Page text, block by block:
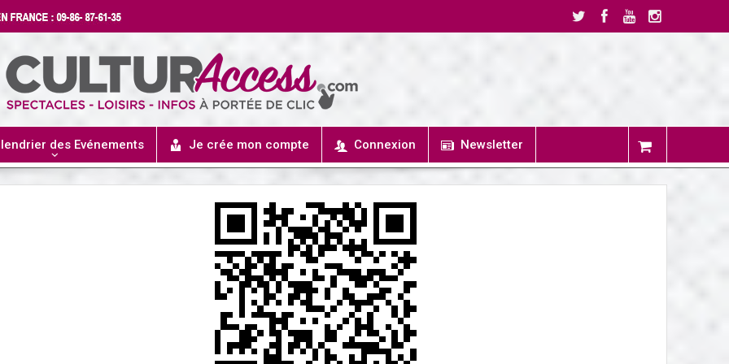
des Evénements Je crée mon compte Connexion Newsletter